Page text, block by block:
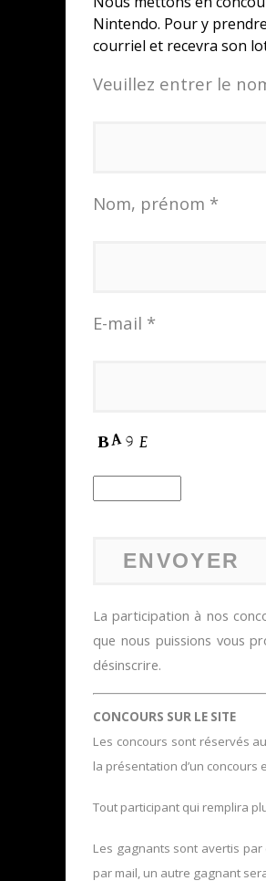
Nintendo. Pour y
courriel et recevra son
Veuillez entrer le
Nom, prénom *
E-mail *
La participation à nos
que nous puissions vous
désinscrire.
CONCOURS SUR LE SITE
Les concours sont réservés
la présentation d’un concours
Tout participant qui remplira
Les gagnants sont avertis
par mail, un autre gagnant